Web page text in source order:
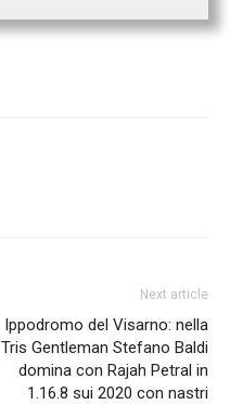
Next article
Ippodromo del Visarno: nella
Tris Gentleman Stefano Baldi
domina con Rajah Petral in
1.16.8 sui 2020 con nastri